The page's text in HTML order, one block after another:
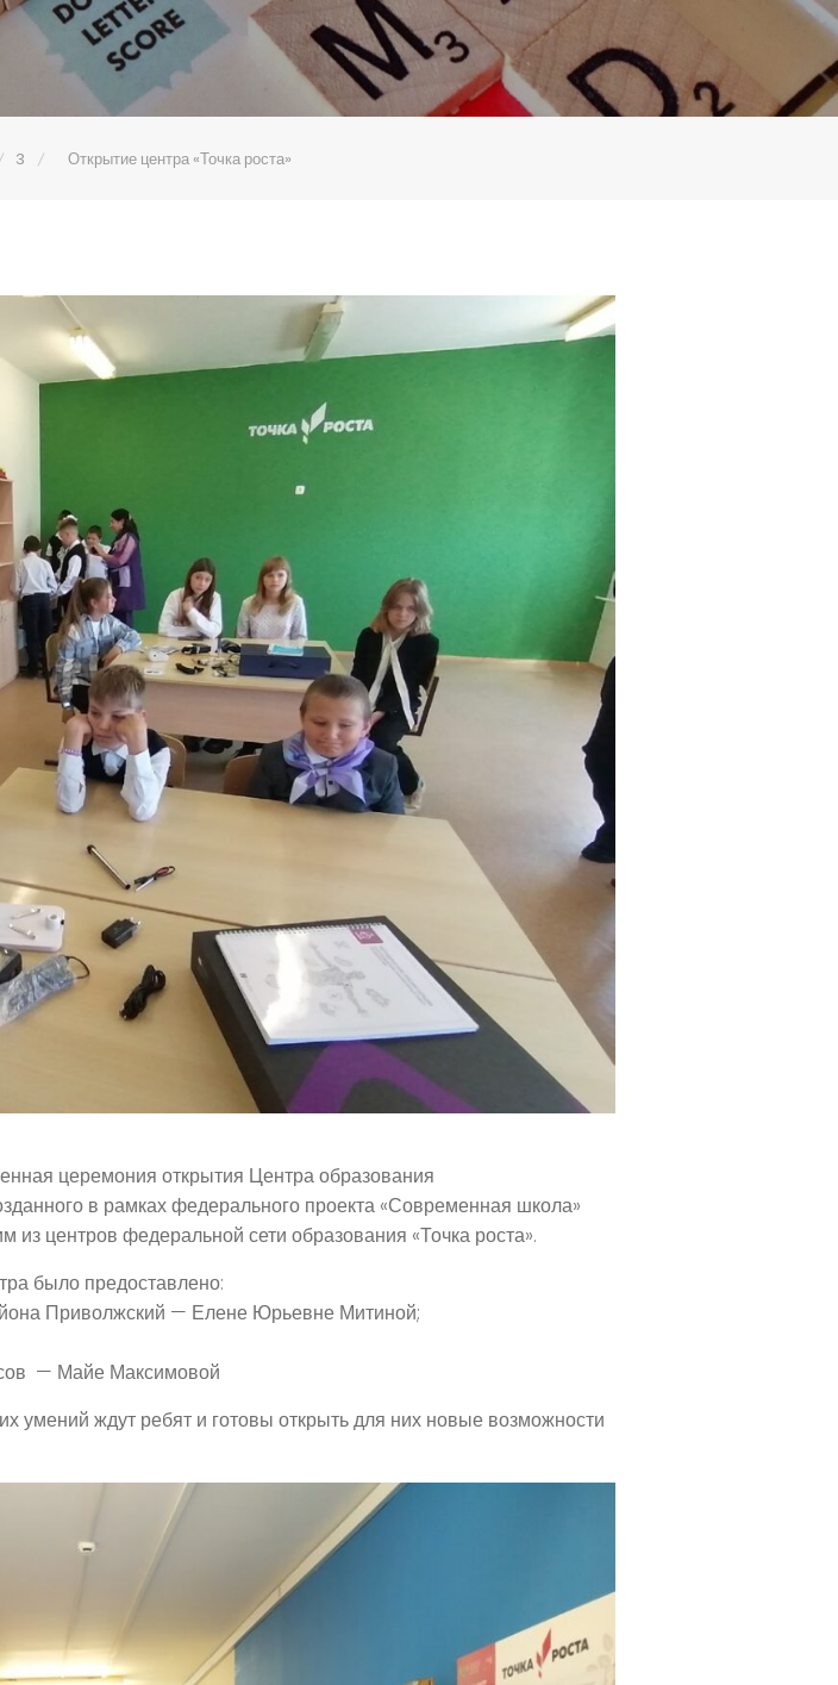
3 Открытие центра «Точка роста»
церемония открытия Центра образования
в рамках федерального проекта «Современная школа»
центров федеральной сети образования «Точка роста».
было предоставлено:
Приволжский — Елене Юрьевне Митиной;
— Майе Максимовой
умений ждут ребят и готовы открыть для них новые возможности